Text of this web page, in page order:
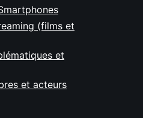
(films et
et
et acteurs